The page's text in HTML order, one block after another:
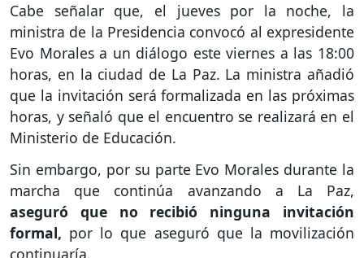
Cabe señalar que, el jueves por la noche, la
ministra de la Presidencia convocó al expresidente
Evo Morales a un diálogo este viernes a las 18:00
horas, en la ciudad de La Paz. La ministra añadió
que la invitación será formalizada en las próximas
horas, y señaló que el encuentro se realizará en el
Ministerio de Educación.
Sin embargo, por su parte Evo Morales durante la
marcha que continúa avanzando a La Paz,
aseguró que no recibió ninguna invitación
formal, por lo que aseguró que la movilización
continuaría.